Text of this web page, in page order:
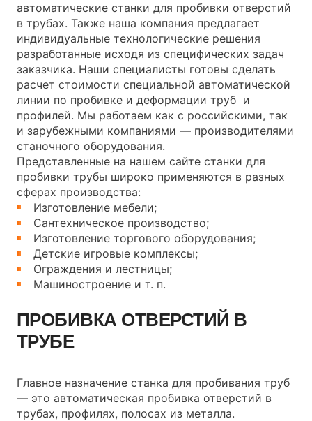
автоматические станки для пробивки отверстий
в трубах. Также наша компания предлагает
индивидуальные технологические решения
разработанные исходя из специфических задач
заказчика. Наши специалисты готовы сделать
расчет стоимости специальной автоматической
линии по пробивке и деформации труб и
профилей. Мы работаем как с российскими, так
и зарубежными компаниями — производителями
станочного оборудования.
Представленные на нашем сайте станки для
пробивки трубы широко применяются в разных
сферах производства:
Изготовление мебели;
Сантехническое производство;
Изготовление торгового оборудования;
Детские игровые комплексы;
Ограждения и лестницы;
Машиностроение и т. п.
ПРОБИВКА ОТВЕРСТИЙ В
ТРУБЕ
Главное назначение станка для пробивания труб
— это автоматическая пробивка отверстий в
трубах, профилях, полосах из металла.